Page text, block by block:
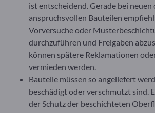
ist entscheidend. Gerade bei neuen
anspruchsvollen Bauteilen
Vorversuche oder
durchzuführen und Freigaben
können spätere Reklamationen
vermieden werden.
Bauteile müssen so angeliefert
beschädigt oder verschmutzt sind.
der Schutz der beschichteten